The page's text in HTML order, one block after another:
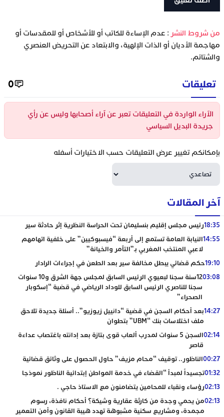
‫من شروط النشر : عدم الإساءة للكاتب أو للأشخاص أو للمقدسات أو
مهاجمة الأديان أو الذات الإلهية، والابتعاد عن التحريض العنصري
والشتائم.
تعليقات 0
الآراء الواردة في التعليقات تعبر عن آراء أصحابها وليس عن رأي
جريدة البديل السياسي
بإمكانكم تغيير عرض التعليقات حسب الاختيارات أسفله
آخر المقالات
18:35رئيس مجلس إقليم بنسليمان تحت الحراسة النظرية إثر حادثة سير
14:55النيابة العامة تستمع إلى أربعة “فيسبوكيين” على خلفية اتهامهم
لاعبي المنتخب المغربي بـ”التآمر والخيانة”
19:10حكم قضائي يبطل مخالفة سير بعد الطعن في إجراءات الرادار
03:08
12سنة سجنا لبعيوي الرئيس السابق لمجلس جهة الشرق و10 سنوات
سجنا للناصري الرئيس السابق للوداد الرياضي في قضية “إسكوبار
الصحراء”
14:27بعد أحكام السجن في قضية “دانييل زيوزيو”.. أسئلة جديدة تلاحق
ملف اختلاسات بنك “UBM” بتطوان
02:14
السجن 5 سنوات لمدرب ألعاب قوى بتازة بعد إدانته باغتصاب عداءة
قاصر
00:27الناظور.. توقيف “محام مزيف” حاول الحصول على وثائق قضائية
01:32تجسيداً لمبدأ “القضاء في خدمة المواطن إبتدائية الناظور نموذجا
02:13رؤساء ونقباء للمحامين يتضامنون مع الاستاذ حاجي .
02:13من يحمي وجدة من كارثة عقارية وشيكة؟ أحكام نافذة، رسوم
مجمدة، ومشاريع سكنية مشبوهة تهدد هيبة القانون وأمن التعمير